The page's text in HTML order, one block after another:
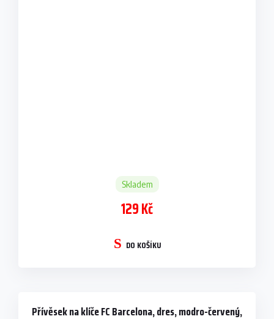
Skladem
129 Kč
DO KOŠÍKU
Přívěsek na klíče FC Barcelona, dres, modro-červený,